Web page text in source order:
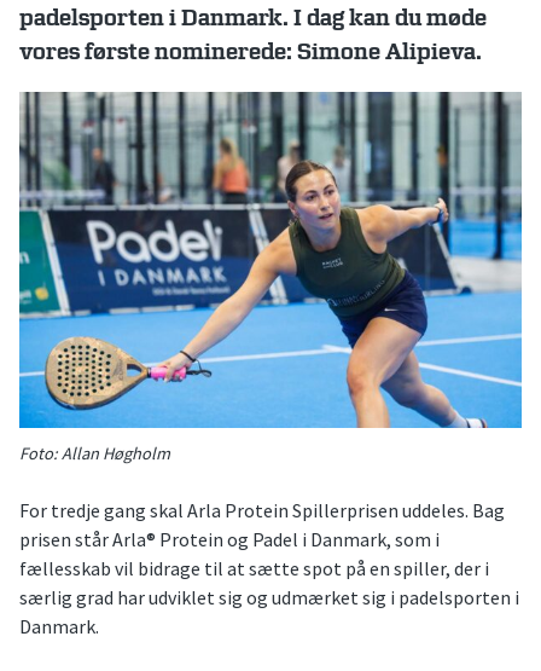
padelsporten i Danmark. I dag kan du møde
vores første nominerede: Simone Alipieva.
Foto: Allan Høgholm
For tredje gang skal Arla Protein Spillerprisen uddeles. Bag
prisen står Arla® Protein og Padel i Danmark, som i
fællesskab vil bidrage til at sætte spot på en spiller, der i
særlig grad har udviklet sig og udmærket sig i padelsporten i
Danmark.